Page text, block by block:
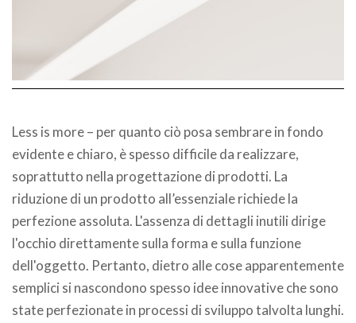
Less is more – per quanto ciò posa sembrare in fondo
evidente e chiaro, è spesso difficile da realizzare,
soprattutto nella progettazione di prodotti. La
riduzione di un prodotto all’essenziale richiede la
perfezione assoluta. L'assenza di dettagli inutili dirige
l'occhio direttamente sulla forma e sulla funzione
dell'oggetto. Pertanto, dietro alle cose apparentemente
semplici si nascondono spesso idee innovative che sono
state perfezionate in processi di sviluppo talvolta lunghi.